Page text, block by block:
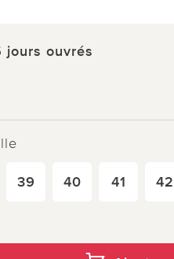
jours ouvrés
39 40 41 42